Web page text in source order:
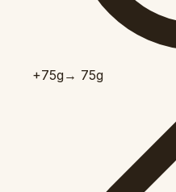
+75g→ 75g